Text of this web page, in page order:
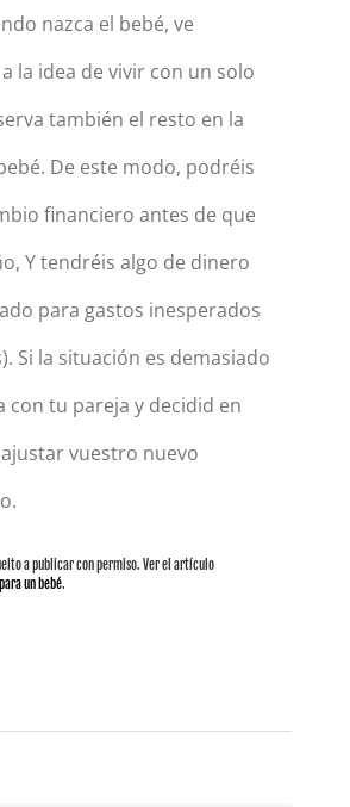
nazca el bebé, ve
la idea de vivir con un solo
también el resto en la
De este modo, podréis
financiero antes de que
Y tendréis algo de dinero
para gastos inesperados
Si la situación es demasiado
con tu pareja y decidid en
vuestro nuevo
a publicar con permiso. Ver el artículo
un bebé.